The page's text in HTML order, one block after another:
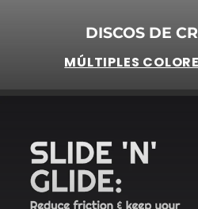
DISCOS DE
MÚLTIPLES